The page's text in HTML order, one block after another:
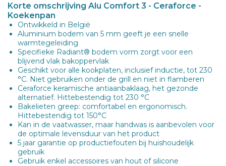
Korte omschrijving Alu Comfort 3 - Ceraforce -
Koekenpan
Ontwikkeld in België
Aluminium bodem van 5 mm geeft je een snelle
warmtegeleiding
Specifieke Radiant® bodem vorm zorgt voor een
blijvend vlak bakoppervlak
Geschikt voor alle kookplaten, inclusief inductie, tot 230
°C. Niet gebruiken onder de grill en niet in flamberen
Ceraforce keramische antiaanbaklaag, het gezonde
alternatief. Hittebestendig tot 230 °C
Bakelieten greep: comfortabel en ergonomisch.
Hittebestendig tot 150°C
Kan in de vaatwasser, maar handwas is aanbevolen voor
de optimale levensduur van het product
5 jaar garantie op productiefouten bij huishoudelijk
gebruik
Gebruik enkel accessoires van hout of silicone